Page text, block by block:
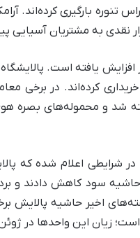
تنوره بارگیری کرده‌اند.
نقدی به مشتریان
افزایش یافته است.
و محموله‌های بصره هوی
شرایطی اعلام شده که
سود کاهش دادند و